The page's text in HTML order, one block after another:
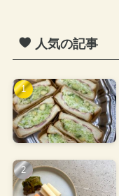
人気の記事